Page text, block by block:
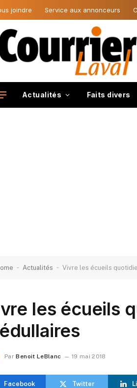
joindre Service aux annonceurs
Actualités Faits divers
- Actualités - Vivre les écueils
les écueils
Par Benoit LeBlanc 19 mai 2018
Facebook Twitter